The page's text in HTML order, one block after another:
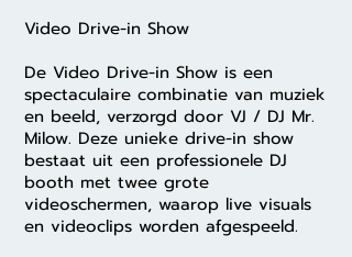
Video Drive-in Show
De Video Drive-in Show is een
spectaculaire combinatie van muziek
en beeld, verzorgd door VJ / DJ Mr.
Milow. Deze unieke drive-in show
bestaat uit een professionele DJ
booth met twee grote
videoschermen, waarop live visuals
en videoclips worden afgespeeld.